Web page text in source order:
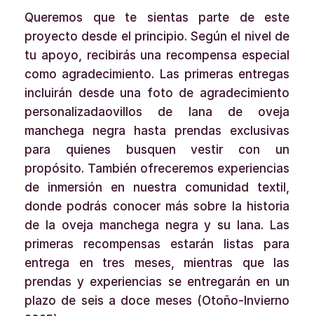
Queremos que te sientas parte de este
proyecto desde el principio. Según el nivel de
tu apoyo, recibirás una recompensa especial
como agradecimiento. Las primeras entregas
incluirán desde una foto de agradecimiento
personalizadaovillos de lana de oveja
manchega negra hasta prendas exclusivas
para quienes busquen vestir con un
propósito. También ofreceremos experiencias
de inmersión en nuestra comunidad textil,
donde podrás conocer más sobre la historia
de la oveja manchega negra y su lana. Las
primeras recompensas estarán listas para
entrega en tres meses, mientras que las
prendas y experiencias se entregarán en un
plazo de seis a doce meses (Otoño-Invierno